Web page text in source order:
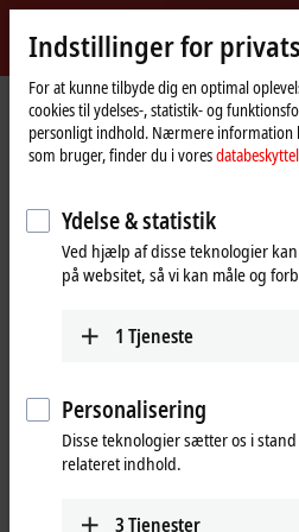
Beckhoff
-
New
Automation
Technology
HjemmesideVirksomhed Nyheder
Når du klikker på "Accepter"
indstillingen for privatsfære,
indlæses. Vær dertil
Dec 12, 2016
Scientific Automation
Indstillinger for
For at kunne tilbyde dig en optimal
cookies til ydelses-, statistik- og
personligt indhold. Nærmere information
som bruger, finder du i vores
Ydelse & statistik
Ved hjælp af disse teknologier
på websitet, så vi kan måle og
1 Tjeneste
Personalisering
Disse teknologier sætter os i
relateret indhold.
3Tjenester